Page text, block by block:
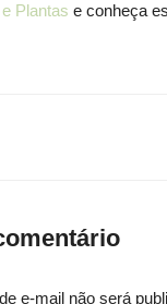
Plantas e conheça
e-mail não será